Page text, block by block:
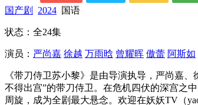
国产剧 2024 国语
状态：全24集
演员： 严尚嘉 徐越 万雨晗 曾耀晖 傲蕾 阿斯如
《带刀侍卫苏小黎》是由导演执导，严尚嘉
不得出宫”的带刀侍卫。在危机四伏的深宫之
周旋，成为全剧最大悬念。欢迎在妖妖TV（